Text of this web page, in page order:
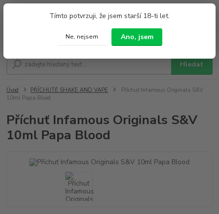
Tímto potvrzuji, že jsem starší 18-ti let.
Ne, nejsem Ano, jsem
Hledat
Po - Pá 9:00 - 19:00 So 9:00 - 14:00
Úvod PŘÍCHUTĚ SHAKE AND VAPE
Příchuť Infamous Originals S&V
10ml Papa Blood
Příchuť Infamous Originals S&V
10ml Papa Blood